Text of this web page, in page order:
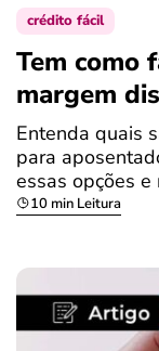
crédito fácil
Tem como
margem
Entenda quais
para
essas opções e
10 min Leitura